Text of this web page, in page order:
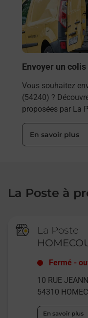
Envoyer un colis
Vous souhaitez
(54240) ?
proposées par La
En savoir plus
La Poste à
La Poste
Fermé -
10 RUE
54310
En savoir plus